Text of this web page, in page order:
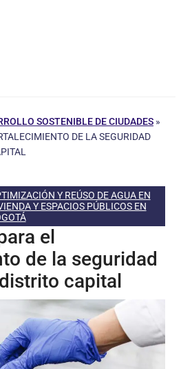
SOSTENIBLE DE CIUDADES »
DE LA SEGURIDAD
Y REÚSO DE AGUA EN
Y ESPACIOS PÚBLICOS EN
el
de la seguridad
capital